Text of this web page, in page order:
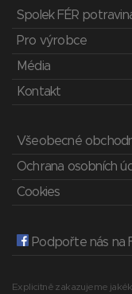
Spolek FÉR
Pro výrobce
Média
Kontakt
Všeobecné
Ochrana osobních
Cookies
Podpořte nás na
Explicitně zakazujeme